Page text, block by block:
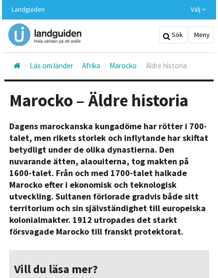
huvudinnehållet
Landguiden Välj
Sök Meny
Läs om länder Afrika Marocko Äldre historia
Marocko – Äldre historia
Dagens marockanska kungadöme har rötter i 700-
talet, men rikets storlek och inflytande har skiftat
betydligt under de olika dynastierna. Den
nuvarande ätten, alaouiterna, tog makten på
1600-talet. Från och med 1700-talet halkade
Marocko efter i ekonomisk och teknologisk
utveckling. Sultanen förlorade gradvis både sitt
territorium och sin självständighet till europeiska
kolonialmakter. 1912 utropades det starkt
försvagade Marocko till franskt protektorat.
Vill du läsa mer?